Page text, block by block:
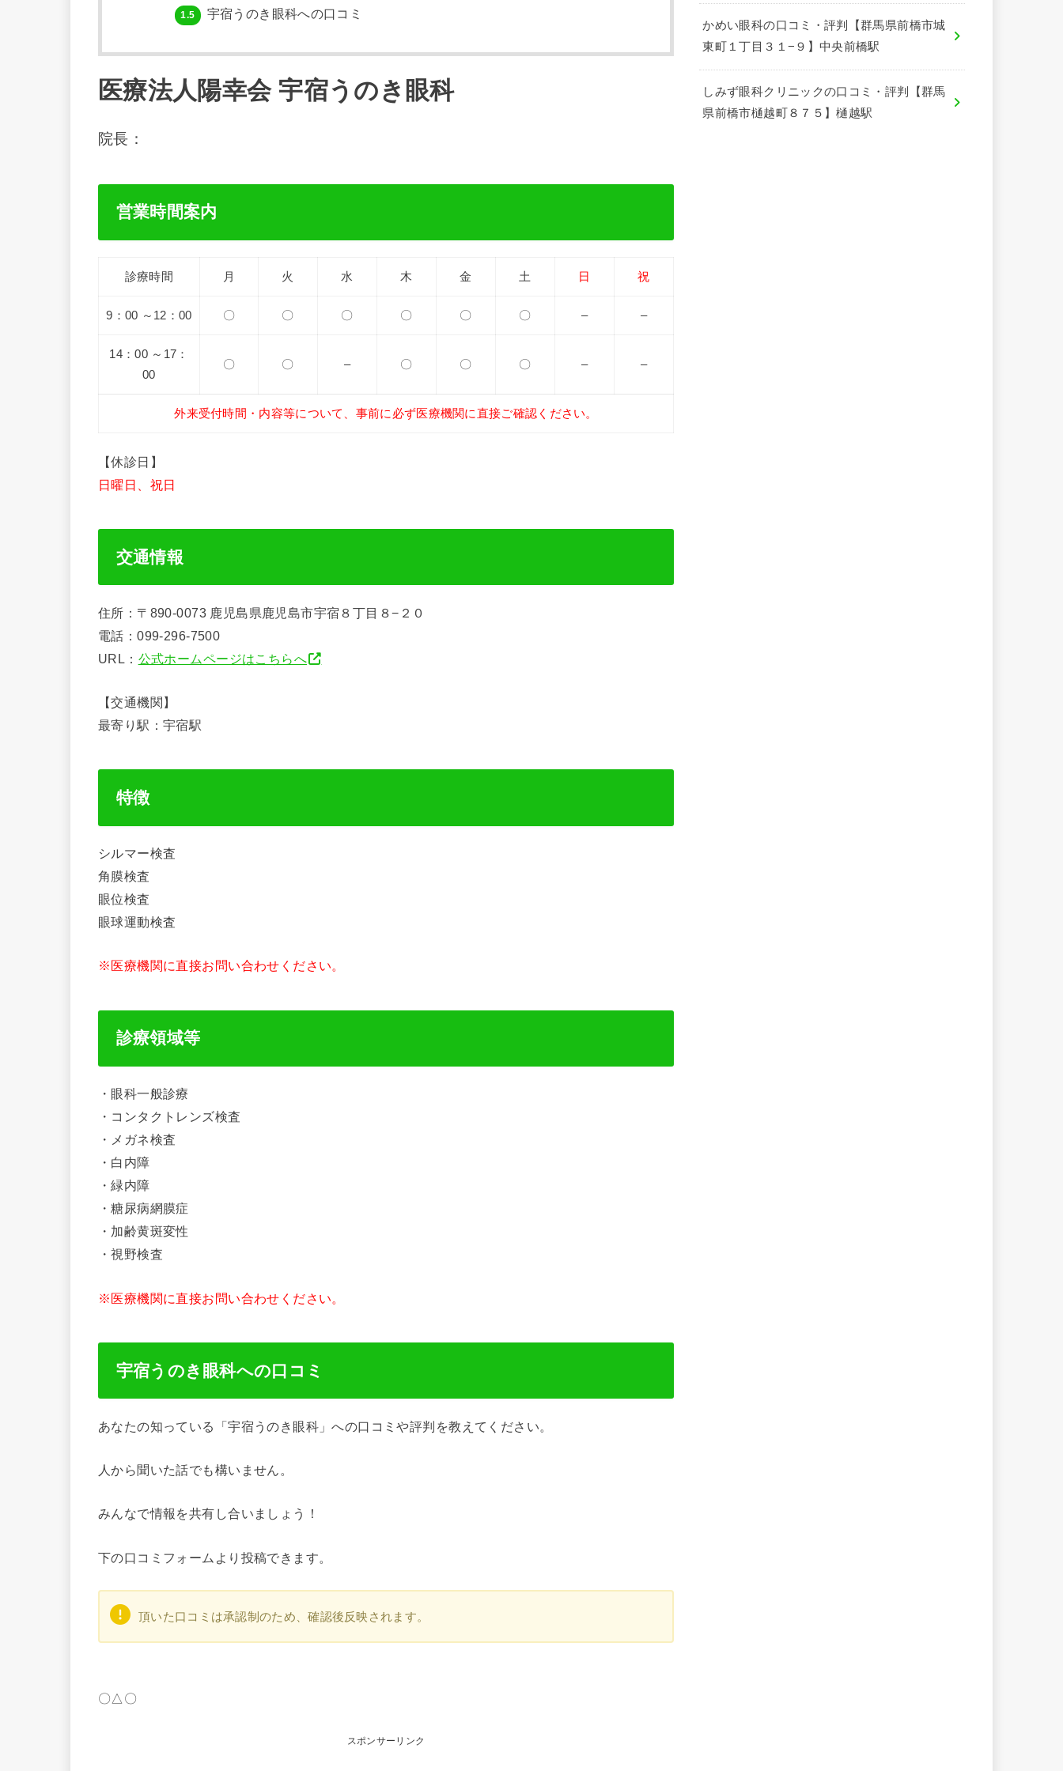
1.5 宇宿うのき眼科への口コミ
医療法人陽幸会 宇宿うのき眼科
院長：
営業時間案内
診療時間 月 火 水 木 金 土 日 祝
9：00 ～12：00 〇 〇 〇 〇 〇 〇 – –
14：00 ～17：
00
〇 〇 – 〇 〇 〇 – –
外来受付時間・内容等について、事前に必ず医療機関に直接ご確認ください。
【休診日】
日曜日、祝日
交通情報
住所：〒890-0073 鹿児島県鹿児島市宇宿８丁目８−２０
電話：099-296-7500
URL： 公式ホームページはこちらへ
【交通機関】
最寄り駅：宇宿駅
特徴
シルマー検査
角膜検査
眼位検査
眼球運動検査
※医療機関に直接お問い合わせください。
診療領域等
・眼科一般診療
・コンタクトレンズ検査
・メガネ検査
・白内障
・緑内障
・糖尿病網膜症
・加齢黄斑変性
・視野検査
※医療機関に直接お問い合わせください。
宇宿うのき眼科への口コミ
あなたの知っている「宇宿うのき眼科」への口コミや評判を教えてください。
人から聞いた話でも構いません。
みんなで情報を共有し合いましょう！
下の口コミフォームより投稿できます。
頂いた口コミは承認制のため、確認後反映されます。
〇△〇
スポンサーリンク
かめい眼科の口コミ・評判【群馬県前橋市城
東町１丁目３１−９】中央前橋駅
しみず眼科クリニックの口コミ・評判【群馬
県前橋市樋越町８７５】樋越駅